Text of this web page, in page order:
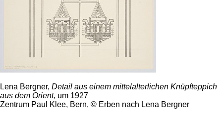
Lena Bergner, Detail aus einem mittelalterlichen Knüpfteppich
aus dem Orient, um 1927
Zentrum Paul Klee, Bern, © Erben nach Lena Bergner